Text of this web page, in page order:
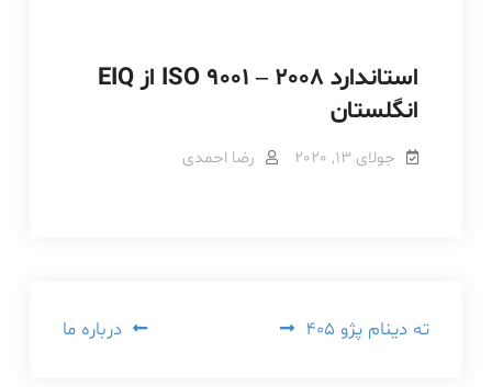
استاندارد ISO 9001 – 2008 از EIQ
انگلستان
جولای 13, 2020 رضا احمدی
راهبری
درباره ما ته دینام پژو 405